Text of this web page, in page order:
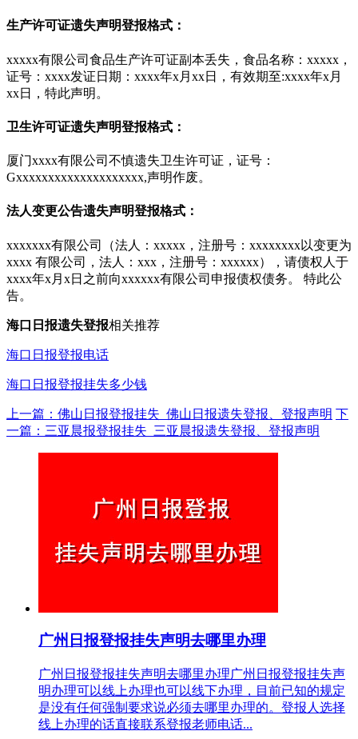
生产许可证遗失声明登报格式：
xxxxx有限公司食品生产许可证副本丢失，食品名称：xxxxx，
证号：xxxx发证日期：xxxx年x月xx日，有效期至:xxxx年x月
xx日，特此声明。
卫生许可证遗失声明登报格式：
厦门xxxx有限公司不慎遗失卫生许可证，证号：
Gxxxxxxxxxxxxxxxxxxxx,声明作废。
法人变更公告遗失声明登报格式：
xxxxxxx有限公司（法人：xxxxx，注册号：xxxxxxxx以变更为
xxxx 有限公司，法人：xxx，注册号：xxxxxx），请债权人于
xxxx年x月x日之前向xxxxxx有限公司申报债权债务。 特此公
告。
海口日报遗失登报相关推荐
海口日报登报电话
海口日报登报挂失多少钱
上一篇：佛山日报登报挂失_佛山日报遗失登报、登报声明 下
一篇：三亚晨报登报挂失_三亚晨报遗失登报、登报声明
广州日报登报挂失声明去哪里办理
广州日报登报挂失声明去哪里办理广州日报登报挂失声
明办理可以线上办理也可以线下办理，目前已知的规定
是没有任何强制要求说必须去哪里办理的。登报人选择
线上办理的话直接联系登报老师电话...